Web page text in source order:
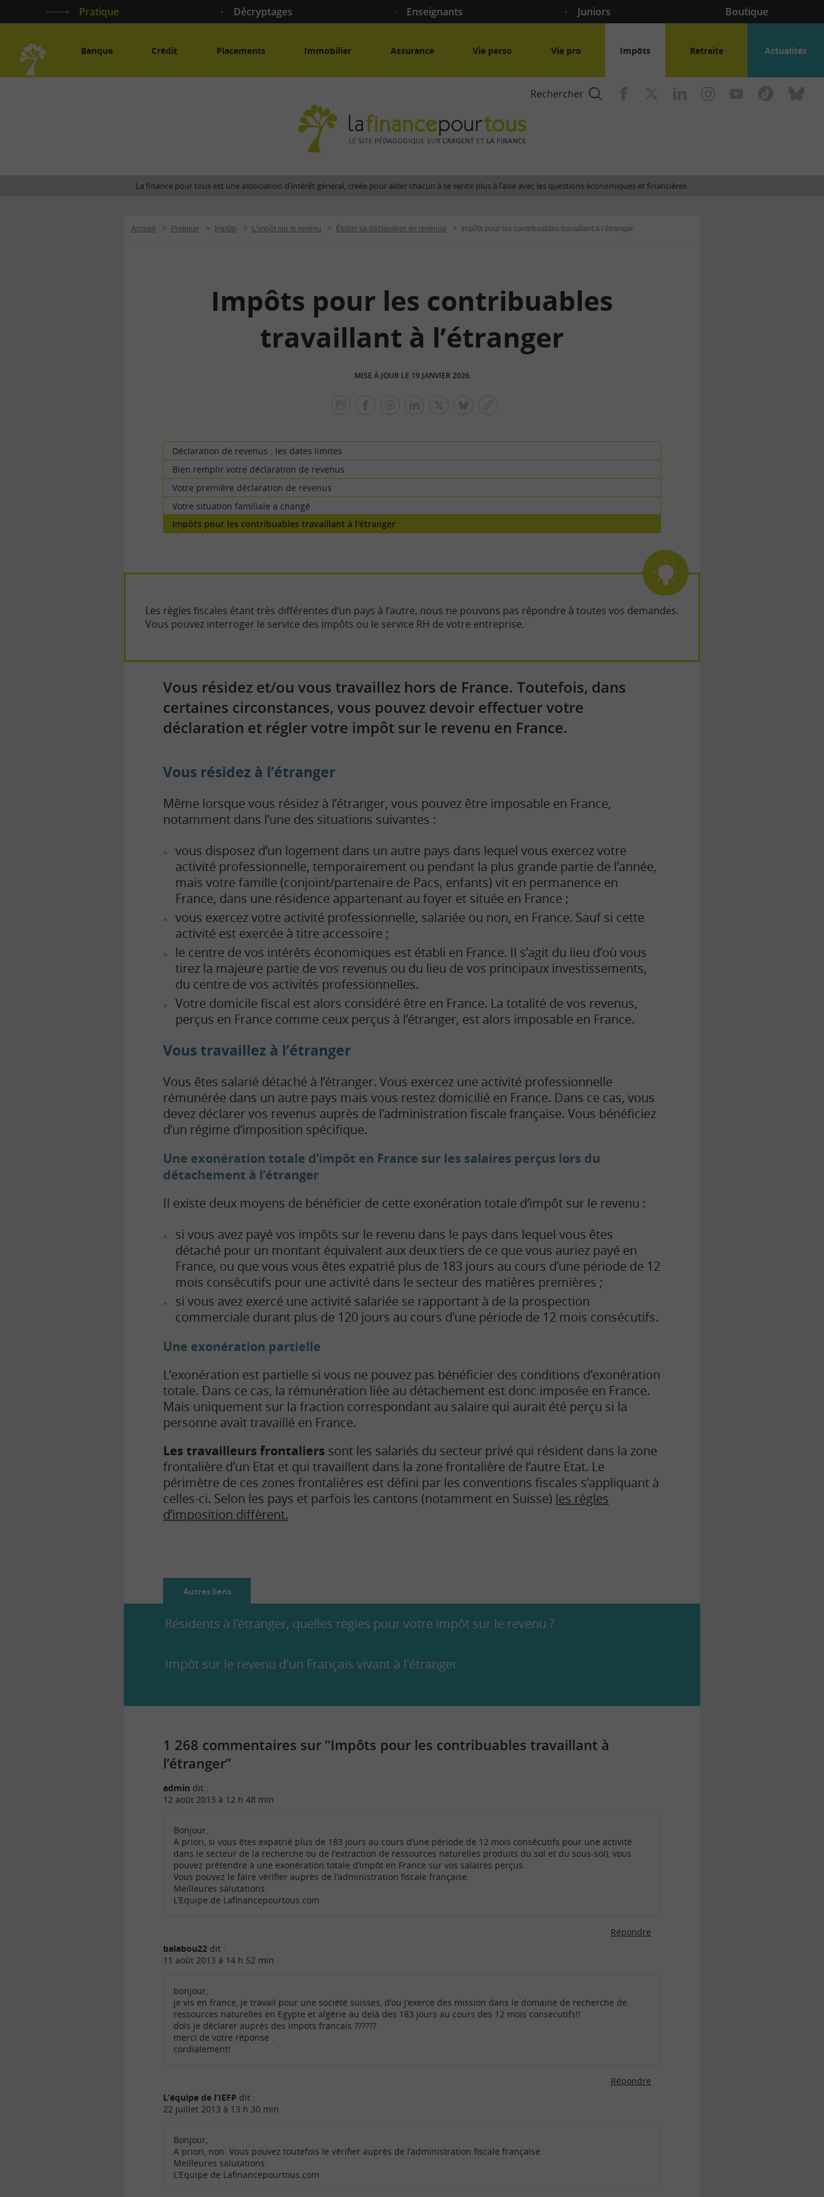
Pratique Décryptages Enseignants Juniors Boutique
Banque Crédit Placements Immobilier Assurance Vie perso Vie pro Impôts Retraite Actualités
Rechercher
finance
site
l'argent
La finance pour tous est une association d’intérêt général, créée pour aider chacun à se sentir plus à l’aise avec les questions économiques et financières.
Accueil > Pratique > Impôts > L’impôt sur le revenu > Établir sa déclaration de revenus > Impôts pour les contribuables travaillant à l’étranger
Impôts pour les contribuables
travaillant à l’étranger
MISE À JOUR LE 19 JANVIER 2026
lien
Déclaration de revenus : les dates limites
Bien remplir votre déclaration de revenus
Votre première déclaration de revenus
Votre situation familiale a changé
Impôts pour les contribuables travaillant à l'étranger
Les règles fiscales étant très différentes d’un pays à l’autre, nous ne pouvons pas répondre à toutes vos demandes.
Vous pouvez interroger le service des impôts ou le service RH de votre entreprise.
Vous résidez et/ou vous travaillez hors de France. Toutefois, dans
certaines circonstances, vous pouvez devoir effectuer votre
déclaration et régler votre impôt sur le revenu en France.
Vous résidez à l’étranger
Même lorsque vous résidez à l’étranger, vous pouvez être imposable en France,
notamment dans l’une des situations suivantes :
vous disposez d’un logement dans un autre pays dans lequel vous exercez votre
activité professionnelle, temporairement ou pendant la plus grande partie de l’année,
mais votre famille (conjoint/partenaire de Pacs, enfants) vit en permanence en
France, dans une résidence appartenant au foyer et située en France ;
vous exercez votre activité professionnelle, salariée ou non, en France. Sauf si cette
activité est exercée à titre accessoire ;
le centre de vos intérêts économiques est établi en France. Il s’agit du lieu d’où vous
tirez la majeure partie de vos revenus ou du lieu de vos principaux investissements,
du centre de vos activités professionnelles.
Votre domicile fiscal est alors considéré être en France. La totalité de vos revenus,
perçus en France comme ceux perçus à l’étranger, est alors imposable en France.
Vous travaillez à l’étranger
Vous êtes salarié détaché à l’étranger. Vous exercez une activité professionnelle
rémunérée dans un autre pays mais vous restez domicilié en France. Dans ce cas, vous
devez déclarer vos revenus auprès de l’administration fiscale française. Vous bénéficiez
d’un régime d’imposition spécifique.
Une exonération totale d’impôt en France sur les salaires perçus lors du
détachement à l’étranger
Il existe deux moyens de bénéficier de cette exonération totale d’impôt sur le revenu :
si vous avez payé vos impôts sur le revenu dans le pays dans lequel vous êtes
détaché pour un montant équivalent aux deux tiers de ce que vous auriez payé en
France, ou que vous vous êtes expatrié plus de 183 jours au cours d’une période de 12
mois consécutifs pour une activité dans le secteur des matières premières ;
si vous avez exercé une activité salariée se rapportant à de la prospection
commerciale durant plus de 120 jours au cours d’une période de 12 mois consécutifs.
Une exonération partielle
L’exonération est partielle si vous ne pouvez pas bénéficier des conditions d’exonération
totale. Dans ce cas, la rémunération liée au détachement est donc imposée en France.
Mais uniquement sur la fraction correspondant au salaire qui aurait été perçu si la
personne avait travaillé en France.
Les travailleurs frontaliers sont les salariés du secteur privé qui résident dans la zone
frontalière d’un Etat et qui travaillent dans la zone frontalière de l’autre Etat. Le
périmètre de ces zones frontalières est défini par les conventions fiscales s’appliquant à
celles-ci. Selon les pays et parfois les cantons (notamment en Suisse) les règles
d’imposition diffèrent.
Autres liens
Résidents à l’étranger, quelles règles pour votre impôt sur le revenu ?
Impôt sur le revenu d'un Français vivant à l'étranger
1 268 commentaires sur “Impôts pour les contribuables travaillant à
l’étranger”
admin dit :
12 août 2013 à 12 h 48 min
Bonjour,
A priori, si vous êtes expatrié plus de 183 jours au cours d’une période de 12 mois consécutifs pour une activité
dans le secteur de la recherche ou de l’extraction de ressources naturelles produits du sol et du sous-sol), vous
pouvez prétendre à une exonération totale d’impôt en France sur vos salaires perçus.
Vous pouvez le faire vérifier auprès de l’administration fiscale française.
Meilleures salutations.
L’Equipe de Lafinancepourtous.com
Répondre
balabou22 dit :
11 août 2013 à 14 h 52 min
bonjour,
je vis en france, je travail pour une société suisses, d’ou j’exerce des mission dans le domaine de recherche de
ressources naturelles en Egypte et algérie au delà des 183 jours au cours des 12 mois consecutifs!!
dois je déclarer auprès des impots francais ??????
merci de votre réponse .
cordialement!
Répondre
L’équipe de l’IEFP dit :
22 juillet 2013 à 13 h 30 min
Bonjour,
A priori, non. Vous pouvez toutefois le vérifier auprès de l’administration fiscale française.
Meilleures salutations.
L’Equipe de Lafinancepourtous.com